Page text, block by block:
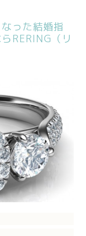
った結婚指
RERING（リ